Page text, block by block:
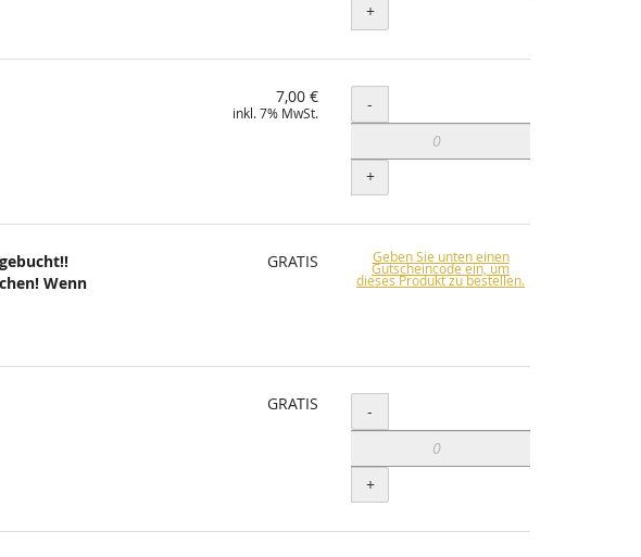
+
7,00 €
inkl. 7% MwSt. Menge
-
+
Wenn
GRATIS Geben Sie unten einen
Gutscheincode ein, um
dieses Produkt zu bestellen.
GRATIS Menge
-
+